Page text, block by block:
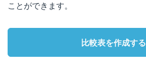
ことができます。
比較表を作成する